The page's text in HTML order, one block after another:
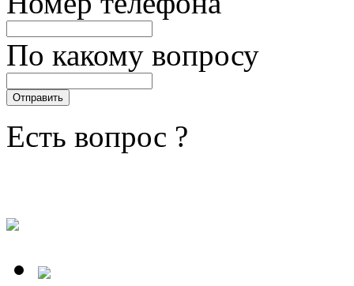
По какому вопросу
Есть вопрос ?